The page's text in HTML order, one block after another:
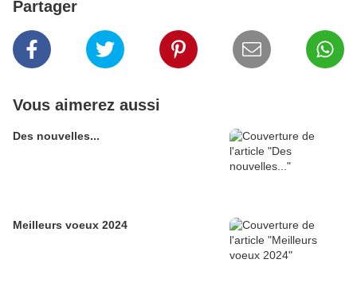
Partager
Vous aimerez aussi
Des nouvelles...
Meilleurs voeux 2024